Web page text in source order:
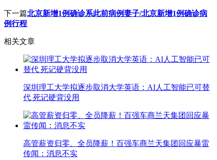
下一篇北京新增1例确诊系此前病例妻子/北京新增1例确诊病
例行程
相关文章
深圳理工大学拟逐步取消大学英语：AI人工智能已可替
代 死记硬背没用
高管薪资归零、全员降薪！百强车商兰天集团回应暴雷
传闻：消息不实